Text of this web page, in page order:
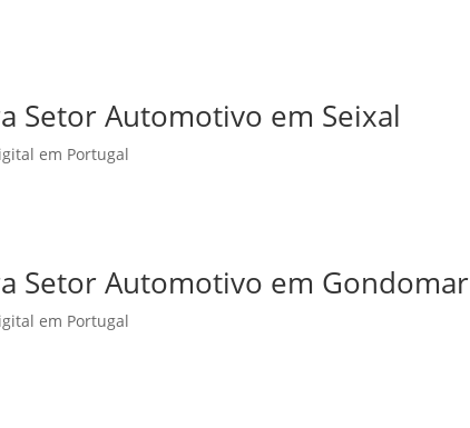
Setor Automotivo em Seixal
em Portugal
Setor Automotivo em Gondomar
em Portugal